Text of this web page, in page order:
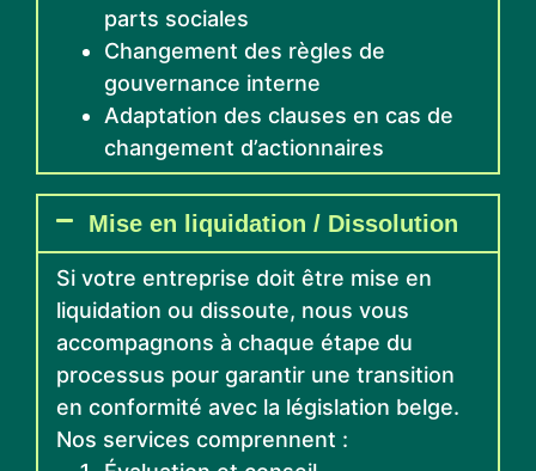
parts sociales
Changement des règles de
gouvernance interne
Adaptation des clauses en cas de
changement d’actionnaires
Mise en liquidation / Dissolution
Si votre entreprise doit être mise en
liquidation ou dissoute, nous vous
accompagnons à chaque étape du
processus pour garantir une transition
en conformité avec la législation belge.
Nos services comprennent :